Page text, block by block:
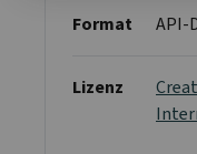
Format API-
Lizenz